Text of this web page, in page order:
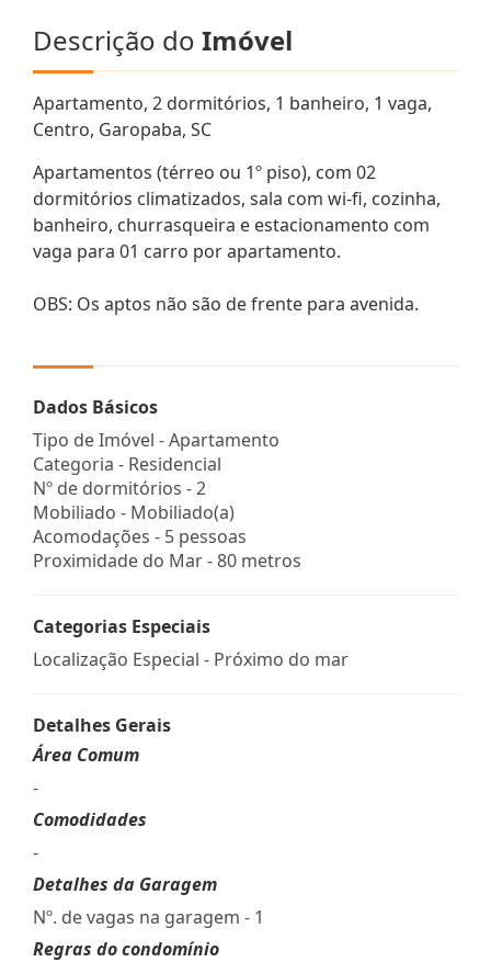
Descrição do Imóvel
Apartamento, 2 dormitórios, 1 banheiro, 1 vaga,
Centro, Garopaba, SC
Apartamentos (térreo ou 1º piso), com 02
dormitórios climatizados, sala com wi-fi, cozinha,
banheiro, churrasqueira e estacionamento com
vaga para 01 carro por apartamento.
OBS: Os aptos não são de frente para avenida.
Dados Básicos
Tipo de Imóvel - Apartamento
Categoria - Residencial
Nº de dormitórios - 2
Mobiliado - Mobiliado(a)
Acomodações - 5 pessoas
Proximidade do Mar - 80 metros
Categorias Especiais
Localização Especial - Próximo do mar
Detalhes Gerais
Área Comum
-
Comodidades
-
Detalhes da Garagem
Nº. de vagas na garagem - 1
Regras do condomínio